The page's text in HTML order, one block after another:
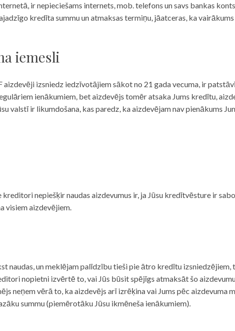
ir nepieciešams internets, mob. telefons un savs bankas
kredīta summu un atmaksas termiņu, jāatceras, ka
iemesli
izsniedz iedzīvotājiem sākot no 21 gada vecuma, ir
ienākumiem, bet aizdevējs tomēr atsaka Jums kredītu,
valstī ir likumdošana, kas paredz, ka aizdevējam nav pienākums
nepiešķir naudas aizdevumus ir, ja Jūsu kredītvēsture ir
visiem aizdevējiem.
naudas, un meklējam palīdzību tieši pie ātro kredītu
nopietni izvērtē to, vai Jūs būsit spējīgs atmaksāt šo
neņem vērā to, ka aizdevējs arī izrēķina vai Jums pēc aizdevuma
summu (piemērotāku Jūsu ikmēneša ienākumiem).